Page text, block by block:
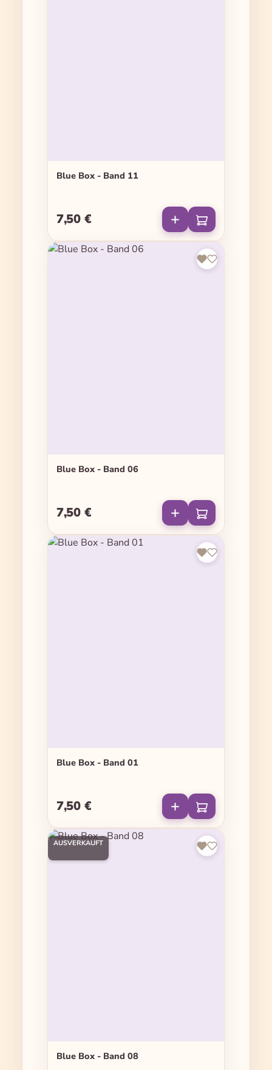
Blue Box - Band 11
Regulärer Preis:
7,50 €
Blue Box - Band 06
Regulärer Preis:
7,50 €
Blue Box - Band 01
Regulärer Preis:
7,50 €
AUSVERKAUFT
Blue Box - Band 08